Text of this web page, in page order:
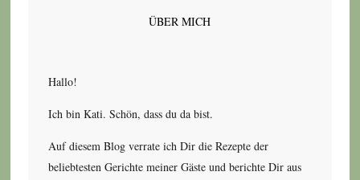
ÜBER MICH
Hallo!
Ich bin Kati. Schön, dass du da bist.
Auf diesem Blog verrate ich Dir die Rezepte der
beliebtesten Gerichte meiner Gäste und berichte Dir aus